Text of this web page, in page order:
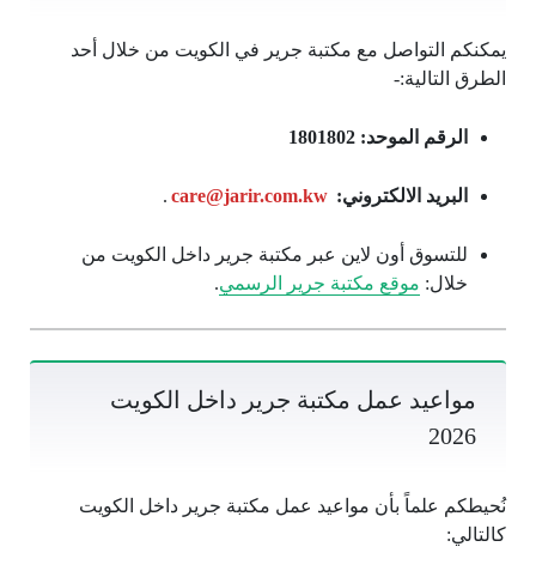
يمكنكم التواصل مع مكتبة جرير في الكويت من خلال أحد
الطرق التالية:-
الرقم الموحد: 1801802
البريد الالكتروني: care@jarir.com.kw
.
للتسوق أون لاين عبر مكتبة جرير داخل الكويت من
خلال: موقع مكتبة جرير الرسمي.
مواعيد عمل مكتبة جرير داخل الكويت
2026
نُحيطكم علماً بأن مواعيد عمل مكتبة جرير داخل الكويت
كالتالي: